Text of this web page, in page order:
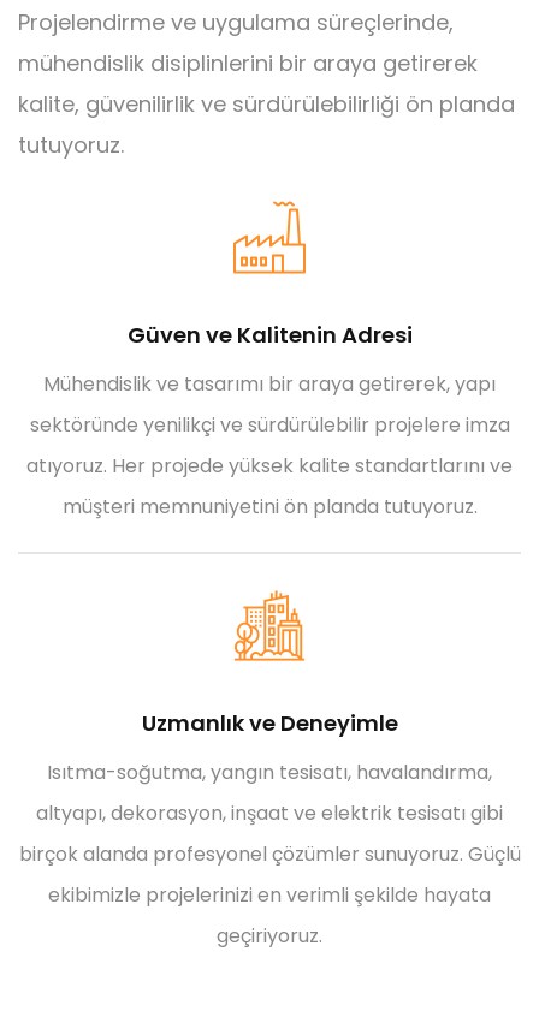
Projelendirme ve uygulama süreçlerinde,
mühendislik disiplinlerini bir araya getirerek
kalite, güvenilirlik ve sürdürülebilirliği ön planda
tutuyoruz.
Güven ve Kalitenin Adresi
Mühendislik ve tasarımı bir araya getirerek, yapı
sektöründe yenilikçi ve sürdürülebilir projelere imza
atıyoruz. Her projede yüksek kalite standartlarını ve
müşteri memnuniyetini ön planda tutuyoruz.
Uzmanlık ve Deneyimle
Isıtma-soğutma, yangın tesisatı, havalandırma,
altyapı, dekorasyon, inşaat ve elektrik tesisatı gibi
birçok alanda profesyonel çözümler sunuyoruz. Güçlü
ekibimizle projelerinizi en verimli şekilde hayata
geçiriyoruz.